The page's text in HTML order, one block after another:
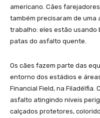
americano. Cães
também precisaram de uma
trabalho: eles estão usando
patas do asfalto quente.
Os cães fazem parte das
entorno dos estádios e
Financial Field, na Filadélfia.
asfalto atingindo níveis
calçados protetores,